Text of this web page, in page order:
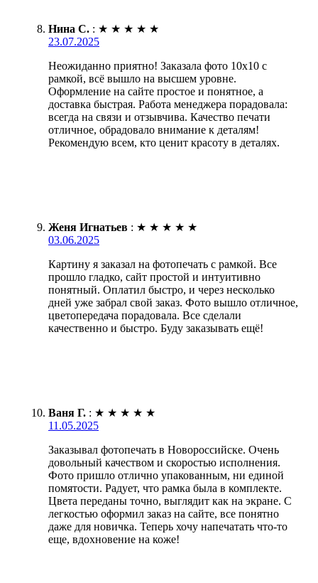
Нина С. : ★ ★ ★ ★ ★
23.07.2025
Неожиданно приятно! Заказала фото 10х10 с
рамкой, всё вышло на высшем уровне.
Оформление на сайте простое и понятное, а
доставка быстрая. Работа менеджера порадовала:
всегда на связи и отзывчива. Качество печати
отличное, обрадовало внимание к деталям!
Рекомендую всем, кто ценит красоту в деталях.
Женя Игнатьев : ★ ★ ★ ★ ★
03.06.2025
Картину я заказал на фотопечать с рамкой. Все
прошло гладко, сайт простой и интуитивно
понятный. Оплатил быстро, и через несколько
дней уже забрал свой заказ. Фото вышло отличное,
цветопередача порадовала. Все сделали
качественно и быстро. Буду заказывать ещё!
Ваня Г. : ★ ★ ★ ★ ★
11.05.2025
Заказывал фотопечать в Новороссийске. Очень
довольный качеством и скоростью исполнения.
Фото пришло отлично упакованным, ни единой
помятости. Радует, что рамка была в комплекте.
Цвета переданы точно, выглядит как на экране. С
легкостью оформил заказ на сайте, все понятно
даже для новичка. Теперь хочу напечатать что-то
еще, вдохновение на коже!